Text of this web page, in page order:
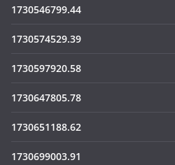
1730546799.44
1730574529.39
1730597920.58
1730647805.78
1730651188.62
1730699003.91